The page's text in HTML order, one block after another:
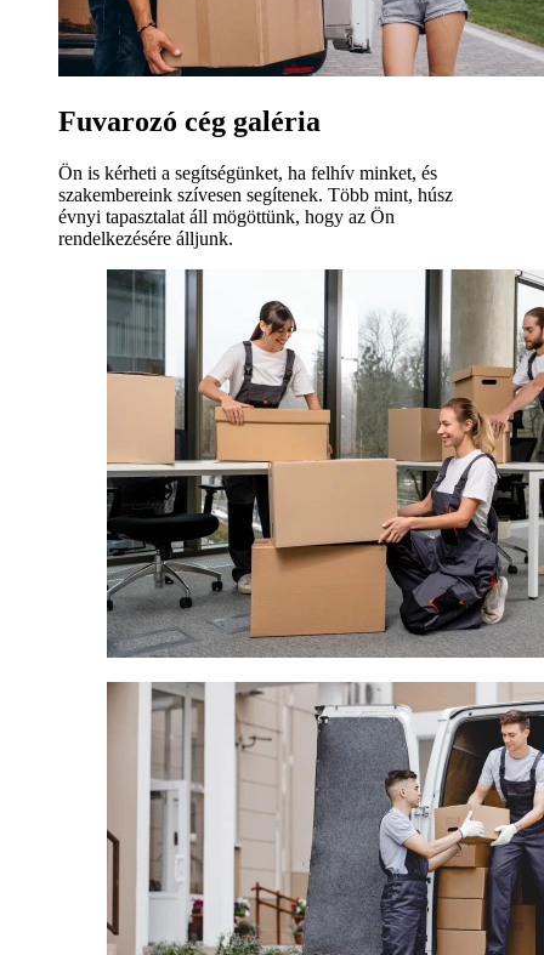
Fuvarozó cég galéria
Ön is kérheti a segítségünket, ha felhív minket, és
szakembereink szívesen segítenek. Több mint, húsz
évnyi tapasztalat áll mögöttünk, hogy az Ön
rendelkezésére álljunk.